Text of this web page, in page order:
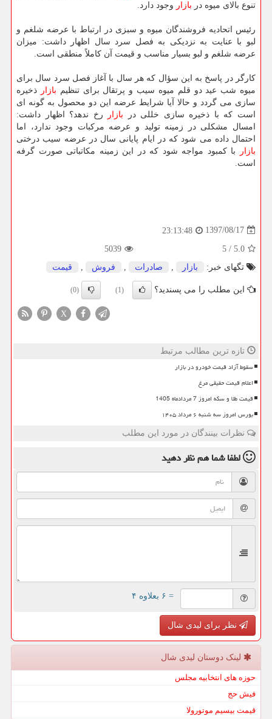
تنوع بالای میوه در بازار وجود دارد.
رئیس اتحادیه فروشندگان میوه و سبزی در ارتباط با عرضه شلغم و
لبو با عنایت به نزدیكی به فصل سرد سال اظهار داشت: میزان
عرضه شلغم و لبو بسیار مناسب و قیمت آن كاملاً منطقی است.
كارگر در پاسخ به این سؤال كه هر سال با آغاز فصل سرد سال برای
میوه شب عید دو قلم میوه سیب و پرتقال برای تنظیم بازار
ذخیره
سازی می گردد و حالا آیا شرایط عرضه این دو محصول به گونه ای
است كه با ذخیره سازی خللی در بازار
رخ ندهد؟ اظهار داشت:
امسال مشكلی در زمینه تولید و عرضه مركبات وجود ندارد، اما
احتمال داده می شود كه در ایام پایانی سال در عرضه سیب درختی
بازار
با كمبود مواجه شود كه در این زمینه مكاتباتی صورت گرفه
است.
1397/08/17
23:13:48
5.0
/
5
5039
تگهای خبر:
بازار صادرات فروش قیمت
این مطلب را می پسندید؟ (1)
(0)
X
تازه ترین مطالب مرتبط
سقوط آزاد قیمت خودرو در بازار
اعلام قیمت حقیقی مرغ
قیمت طلا و سکه امروز 7 مردادماه 1405
بورس امروز سه شنبه ۶ مرداد ۱۴۰۵
نظرات بینندگان در مورد این مطلب
لطفا شما همنظر دهید
= ۶ بعلاوه ۴
نظر برای لیدی شال
لینک دوستان لیدی شال
حوزه های انتخابیه مجلس
فیش حج
قیمت بیسیم موتورولا